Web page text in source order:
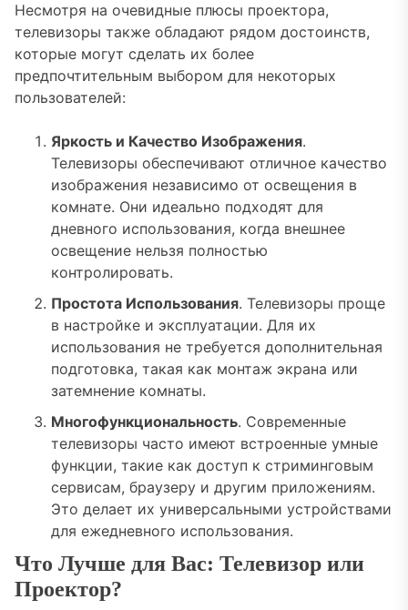
Несмотря на очевидные плюсы проектора,
телевизоры также обладают рядом достоинств,
которые могут сделать их более
предпочтительным выбором для некоторых
пользователей:
Яркость и Качество Изображения.
Телевизоры обеспечивают отличное качество
изображения независимо от освещения в
комнате. Они идеально подходят для
дневного использования, когда внешнее
освещение нельзя полностью
контролировать.
Простота Использования. Телевизоры проще
в настройке и эксплуатации. Для их
использования не требуется дополнительная
подготовка, такая как монтаж экрана или
затемнение комнаты.
Многофункциональность. Современные
телевизоры часто имеют встроенные умные
функции, такие как доступ к стриминговым
сервисам, браузеру и другим приложениям.
Это делает их универсальными устройствами
для ежедневного использования.
Что Лучше для Вас: Телевизор или
Проектор?